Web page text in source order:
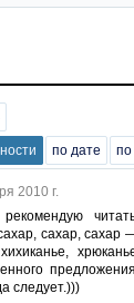
по дате по
2010 г.
рекомендую
сахар, сахар
следует.)))